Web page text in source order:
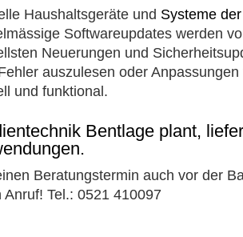
Haushaltsgeräte und Systeme
Softwareupdates werden
Neuerungen und
auszulesen oder
und funktional.
Bentlage plant,
Beratungstermin auch vor der
Anruf! Tel.: 0521 410097